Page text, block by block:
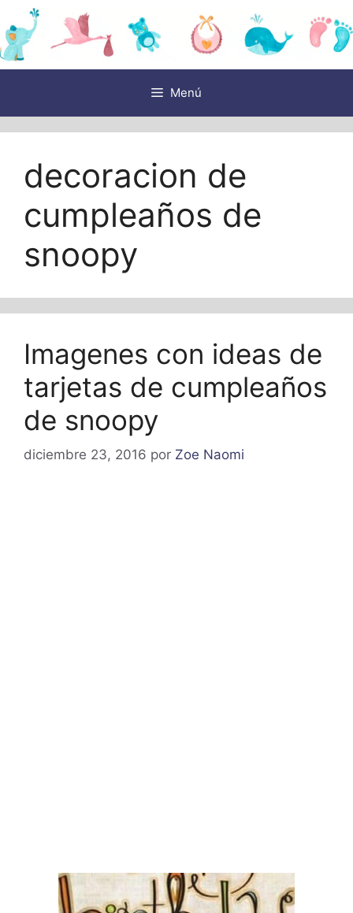
Saltar
al
contenido
Menú
decoracion de
cumpleaños de
snoopy
Imagenes con ideas de
tarjetas de cumpleaños
de snoopy
diciembre 23, 2016 por Zoe Naomi